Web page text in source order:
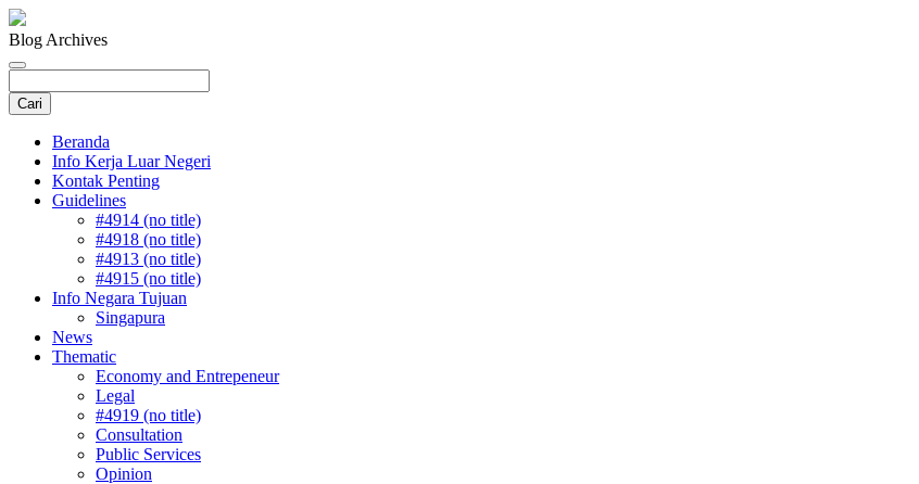
Blog Archives
Beranda
Info Kerja Luar Negeri
Kontak Penting
Guidelines
#4914 (no title)
#4918 (no title)
#4913 (no title)
#4915 (no title)
Info Negara Tujuan
Singapura
News
Thematic
Economy and Entrepeneur
Legal
#4919 (no title)
Consultation
Public Services
Opinion